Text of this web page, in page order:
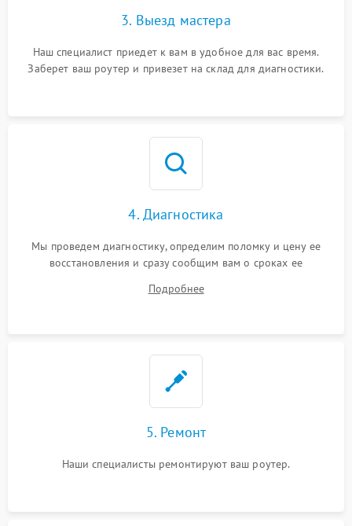
3. Выезд мастера
Наш специалист приедет к вам в удобное для вас время.
Заберет ваш роутер и привезет на склад для диагностики.
4. Диагностика
Мы проведем диагностику, определим поломку и цену ее
восстановления и сразу сообщим вам о сроках ее
Подробнее
5. Ремонт
Наши специалисты ремонтируют ваш роутер.